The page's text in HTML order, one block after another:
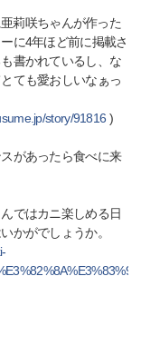
莉咲ちゃんが作った
に4年ほど前に掲載さ
書かれているし、な
ても愛おしいなぁっ
story/91816 )
があったら食べに来
ではカニ楽しめる日
かがでしょうか。